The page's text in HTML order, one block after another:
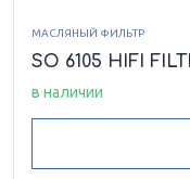
МАСЛЯНЫЙ ФИЛЬТР
SO 6105 HIFI
в наличии